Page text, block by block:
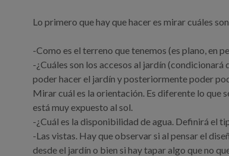
Lo primero que hay que hacer es mirar cuáles
-Como es el terreno que tenemos (es plano, en
-¿Cuáles son los accesos al jardín
poder hacer el jardín y posteriormente poder
Mirar cuál es la orientación. Es diferente lo que
está muy expuesto al sol.
-¿Cuál es la disponibilidad de agua. Definirá el
-Las vistas. Hay que observar si al pensar el
desde el jardín o bien si hay tapar algo que no